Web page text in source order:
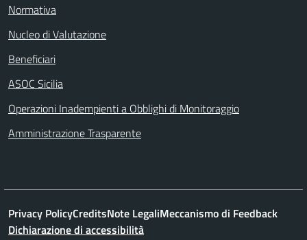
Normativa
Nucleo di Valutazione
Beneficiari
ASOC Sicilia
Operazioni Inadempienti a Obblighi di Monitoraggio
Amministrazione Trasparente
Privacy PolicyCreditsNote LegaliMeccanismo di Feedback
Dichiarazione di accessibilità